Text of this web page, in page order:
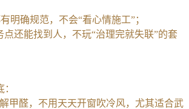
确规范，不会“看心情施工”；
还能找到人，不玩“治理完就失联”的套
甲醛，不用天天开窗吹冷风，尤其适合武